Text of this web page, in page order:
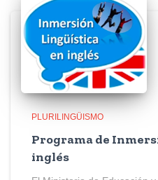
PLURILINGÜISMO
Programa de
inglés